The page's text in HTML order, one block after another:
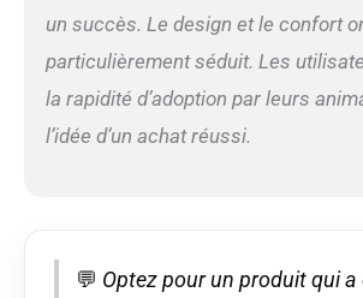
nettoyé avec
ou un
taches d'eau
de 4,5 kg,
un succès. Le design et le confort
particulièrement séduit. Les
la rapidité d’adoption par leurs
l’idée d’un achat réussi.
💬 Optez pour un produit qui